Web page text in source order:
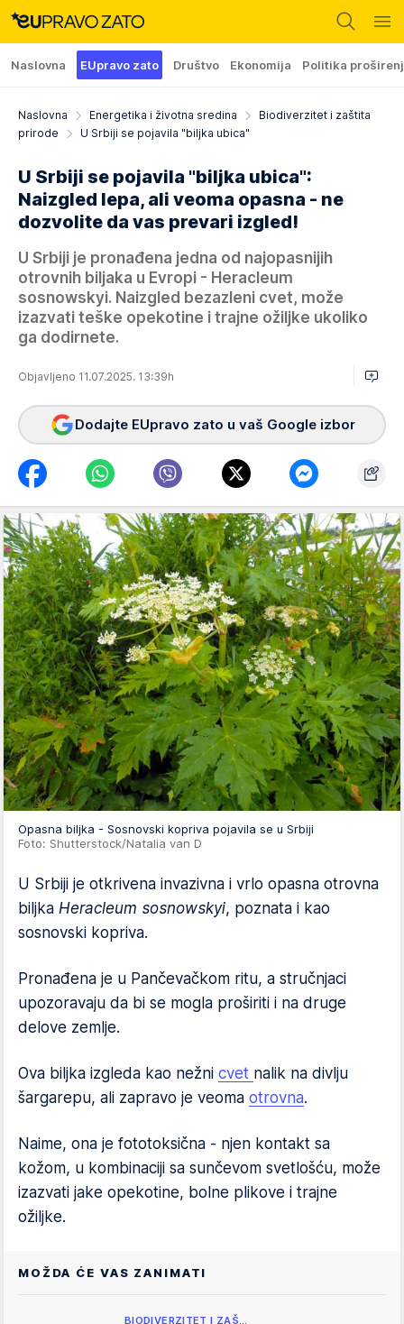
Naslovna EUpravo zato Društvo Ekonomija Politika
Naslovna Energetika i životna sredina
Biodiverzitet i zaštita
prirode
U Srbiji se pojavila "biljka ubica"
U Srbiji se pojavila "biljka ubica":
Naizgled lepa, ali veoma opasna - ne
dozvolite da vas prevari izgled!
U Srbiji je pronađena jedna od najopasnijih
otrovnih biljaka u Evropi - Heracleum
sosnowskyi. Naizgled bezazleni cvet, može
izazvati teške opekotine i trajne ožiljke ukoliko
ga dodirnete.
Objavljeno 11.07.2025. 13:39h
Dodajte EUpravo zato u vaš Google izbor
Opasna biljka - Sosnovski kopriva pojavila se u Srbiji
Foto: Shutterstock/Natalia van D
U Srbiji je otkrivena invazivna i vrlo opasna otrovna
biljka Heracleum sosnowskyi, poznata i kao
sosnovski kopriva.
Pronađena je u Pančevačkom ritu, a stručnjaci
upozoravaju da bi se mogla proširiti i na druge
delove zemlje.
Ova biljka izgleda kao nežni cvet nalik na divlju
šargarepu, ali zapravo je veoma otrovna.
Naime, ona je fototoksična - njen kontakt sa
kožom, u kombinaciji sa sunčevom svetlošću, može
izazvati jake opekotine, bolne plikove i trajne
ožiljke.
MOŽDA ĆE VAS ZANIMATI
BIODIVERZITET I ZAŠ…